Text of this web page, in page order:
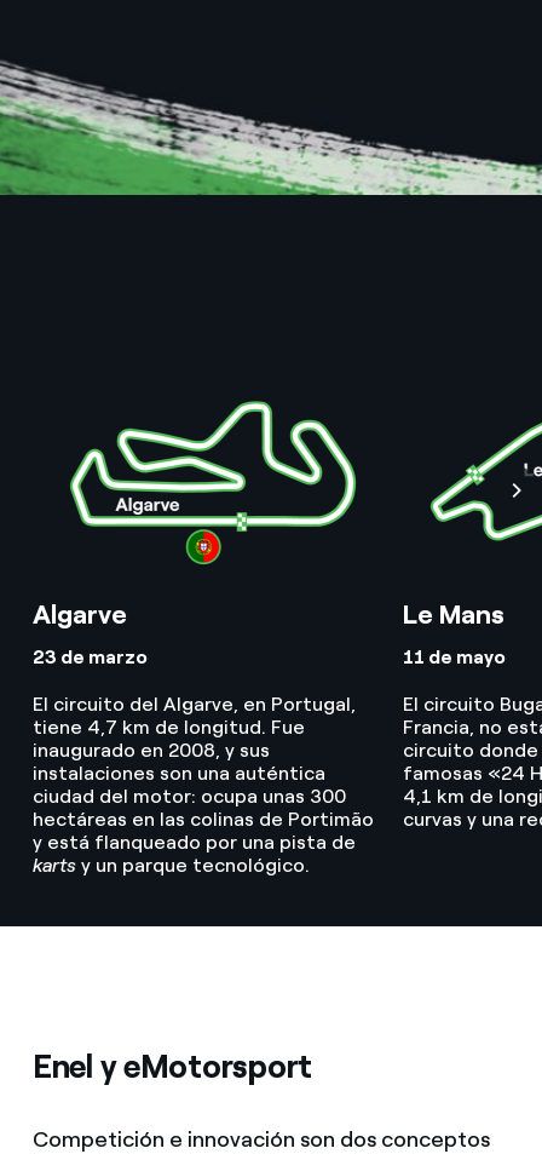
Algarve
23 de marzo
El circuito del Algarve, en Portugal,
tiene 4,7 km de longitud. Fue
inaugurado en 2008, y sus
instalaciones son una auténtica
ciudad del motor: ocupa unas 300
hectáreas en las colinas de Portimão
y está flanqueado por una pista de
kartsy un parque tecnológico.
Le Mans
11 de mayo
El circuito
Francia, no
circuito donde
famosas «24
4,1 km de
curvas y una
Enel y eMotorsport
Competición e innovación son dos conceptos